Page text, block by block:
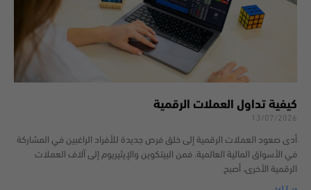
كيفية تداول العملات الرقمية
13/07/2026
أدى صعود العملات الرقمية إلى خلق فرص جديدة للأفراد الراغبين في المشاركة
في الأسواق المالية العالمية. فمن البيتكوين والإيثيريوم إلى آلاف العملات
الرقمية الأخرى، أصبح